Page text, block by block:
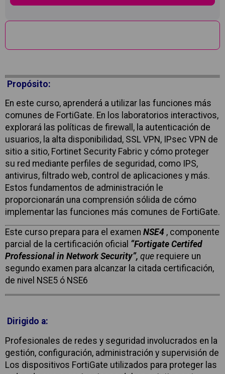
Propósito:
En este curso, aprenderá a utilizar las funciones más
comunes de FortiGate. En los laboratorios interactivos,
explorará las políticas de firewall, la autenticación de
usuarios, la alta disponibilidad, SSL VPN, IPsec VPN de
sitio a sitio, Fortinet Security Fabric y cómo proteger
su red mediante perfiles de seguridad, como IPS,
antivirus, filtrado web, control de aplicaciones y más.
Estos fundamentos de administración le
proporcionarán una comprensión sólida de cómo
implementar las funciones más comunes de FortiGate.
Este curso prepara para el examen NSE4 , componente
parcial de la certificación oficial “Fortigate Certifed
Professional in Network Security”, que requiere un
segundo examen para alcanzar la citada certificación,
de nivel NSE5 ó NSE6
Dirigido a:
Profesionales de redes y seguridad involucrados en la
gestión, configuración, administración y supervisión de
Los dispositivos FortiGate utilizados para proteger las